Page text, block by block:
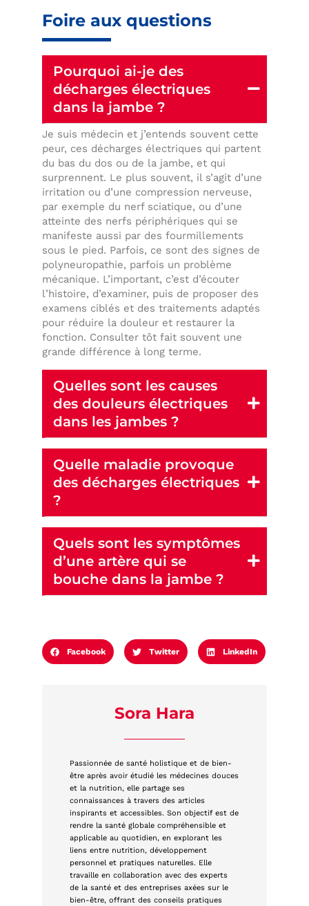
Foire aux questions
Pourquoi ai-je des
décharges électriques
dans la jambe ?
Je suis médecin et j’entends souvent cette
peur, ces décharges électriques qui partent
du bas du dos ou de la jambe, et qui
surprennent. Le plus souvent, il s’agit d’une
irritation ou d’une compression nerveuse,
par exemple du nerf sciatique, ou d’une
atteinte des nerfs périphériques qui se
manifeste aussi par des fourmillements
sous le pied. Parfois, ce sont des signes de
polyneuropathie, parfois un problème
mécanique. L’important, c’est d’écouter
l’histoire, d’examiner, puis de proposer des
examens ciblés et des traitements adaptés
pour réduire la douleur et restaurer la
fonction. Consulter tôt fait souvent une
grande différence à long terme.
Quelles sont les causes
des douleurs électriques
dans les jambes ?
Quelle maladie provoque
des décharges électriques
?
Quels sont les symptômes
d’une artère qui se
bouche dans la jambe ?
Facebook Twitter LinkedIn
Sora Hara
Passionnée de santé holistique et de bien-
être après avoir étudié les médecines douces
et la nutrition, elle partage ses
connaissances à travers des articles
inspirants et accessibles. Son objectif est de
rendre la santé globale compréhensible et
applicable au quotidien, en explorant les
liens entre nutrition, développement
personnel et pratiques naturelles. Elle
travaille en collaboration avec des experts
de la santé et des entreprises axées sur le
bien-être, offrant des conseils pratiques